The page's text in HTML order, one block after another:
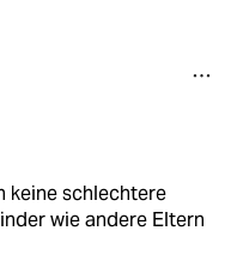
keine schlechtere
wie andere Eltern